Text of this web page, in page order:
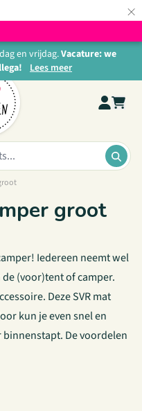
×
en vrijdag.Vacature: we
Lees meer
groot
Iedereen neemt wel
(voor)tent of camper.
Deze SVR mat
kun je even snel en
binnenstapt. De voordelen